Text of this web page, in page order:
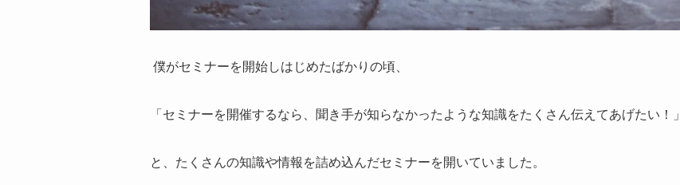
僕がセミナーを開始しはじめたばかりの頃、
「セミナーを開催するなら、聞き手が知らなかったような知識をたくさん伝えてあげたい！」
と、たくさんの知識や情報を詰め込んだセミナーを開いていました。